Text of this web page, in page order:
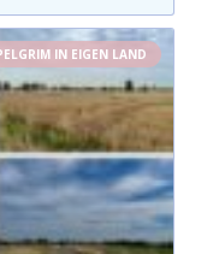
IN EIGEN LAND